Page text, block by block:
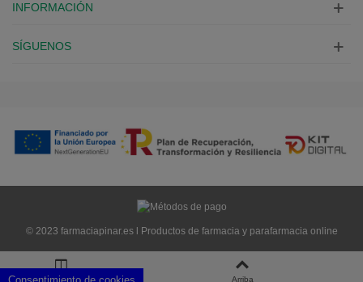
INFORMACIÓN
SÍGUENOS
© 2023 farmaciapinar.es l Productos de farmacia y parafarmacia online
Columna izquierda Arriba